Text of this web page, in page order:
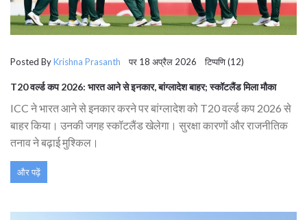
Posted ByKrishna Prasanth पर 18 अप्रैल 2026 टिप्पणि (12)
T20 वर्ल्ड कप 2026: भारत आने से इनकार, बांग्लादेश बाहर; स्कॉटलैंड मिला मौका
ICC ने भारत आने से इनकार करने पर बांग्लादेश को T20 वर्ल्ड कप 2026 से
बाहर किया। उनकी जगह स्कॉटलैंड खेलेगा। सुरक्षा कारणों और राजनीतिक
तनाव ने बढ़ाई मुश्किल।
और पढ़ें